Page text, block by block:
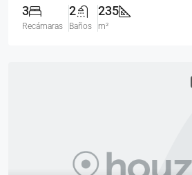
3
Recámaras
2
Baños
235
m²